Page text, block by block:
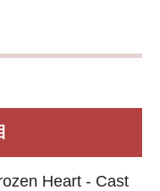
Heart - Cast